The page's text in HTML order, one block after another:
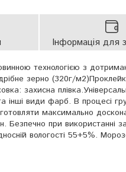
Інформація для
технологією з
зерно (320г/
захисна
інші види фарб. В процесі
максимально
Безпечно при використанні за
вологості 55+5%.